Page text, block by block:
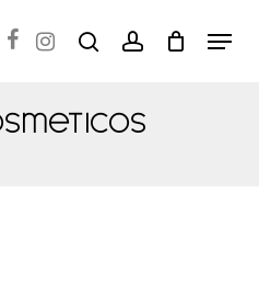
search accountMenu